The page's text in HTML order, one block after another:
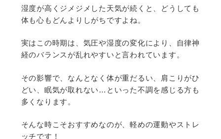
湿度が高くジメジメした天気が続くと、どうしても
体も心もどんよりしがちですよね。
実はこの時期は、気圧や湿度の変化により、自律神
経のバランスが乱れやすいと言われています。
その影響で、なんとなく体が重だるい、肩こりがひ
どい、眠気が取れない…といった不調を感じる方も
多くなります。
そんな時こそおすすめなのが、軽めの運動やストレ
ッチです！